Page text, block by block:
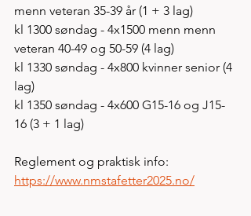
menn veteran 35-39 år (1 + 3 lag)
kl 1300 søndag - 4x1500 menn menn
veteran 40-49 og 50-59 (4 lag)
kl 1330 søndag - 4x800 kvinner senior (4
lag)
kl 1350 søndag - 4x600 G15-16 og J15-
16 (3 + 1 lag)
Reglement og praktisk info:
https://www.nmstafetter2025.no/